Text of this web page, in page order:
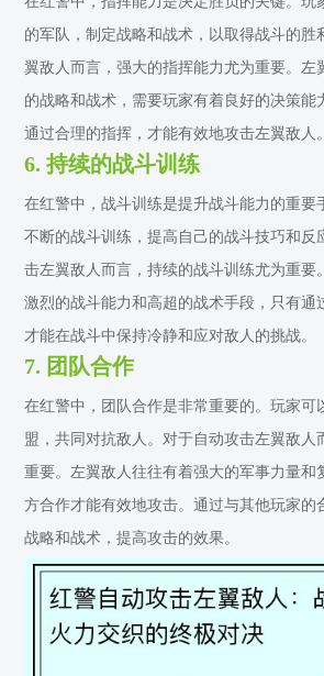
的军队，制定战略和战术，以取得战斗的胜
翼敌人而言，强大的指挥能力尤为重要。左
的战略和战术，需要玩家有着良好的决策能
通过合理的指挥，才能有效地攻击左翼敌人。
6. 持续的战斗训练
在红警中，战斗训练是提升战斗能力的重要
不断的战斗训练，提高自己的战斗技巧和反
击左翼敌人而言，持续的战斗训练尤为重要
激烈的战斗能力和高超的战术手段，只有通
才能在战斗中保持冷静和应对敌人的挑战。
7. 团队合作
在红警中，团队合作是非常重要的。玩家可
盟，共同对抗敌人。对于自动攻击左翼敌人
重要。左翼敌人往往有着强大的军事力量和
方合作才能有效地攻击。通过与其他玩家的
战略和战术，提高攻击的效果。